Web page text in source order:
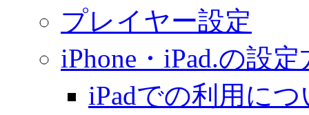
プレイヤー設定
iPhone・iPad.の設
iPadでの利用に